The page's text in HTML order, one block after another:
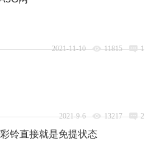
2021-11-10 11815 1
2021-9-6 13217 2
铃直接就是免提状态